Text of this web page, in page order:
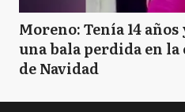
Moreno: Tenía 14
una bala perdida en
de Navidad